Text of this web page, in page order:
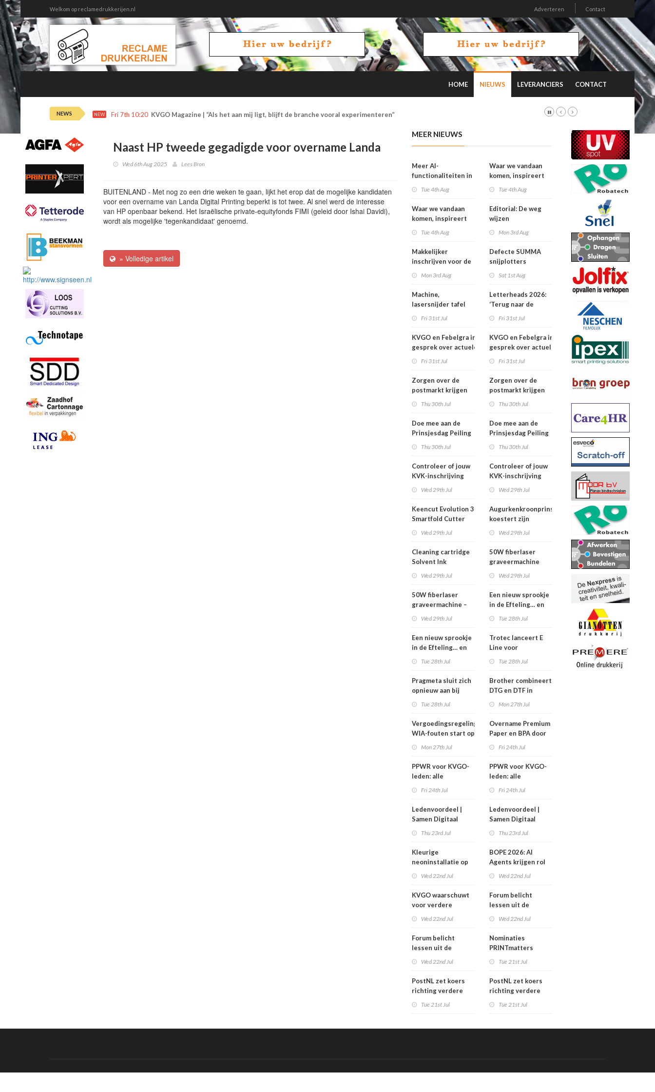
Welkom op reclamedrukkerijen.nl Adverteren Contact
HOME NIEUWS LEVERANCIERS CONTACT
NEWS NEW Fri 7th 10:20 KVGO Magazine | “Als het aan mij ligt, blijft de branche vooral experimenteren”
Naast HP tweede gegadigde voor overname Landa
Wed 6th Aug 2025 Lees Bron
BUITENLAND - Met nog zo een drie weken te gaan, lijkt het erop dat de mogelijke kandidaten
voor een overname van Landa Digital Printing beperkt is tot twee. Al snel werd de interesse
van HP openbaar bekend. Het Israëlische private-equityfonds FIMI (geleid door Ishai Davidi),
wordt als mogelijke 'tegenkandidaat' genoemd.
» Volledige artikel
MEER NIEUWS
Meer AI-
functionaliteiten in
Tue 4th Aug
Waar we vandaan
komen, inspireert
Tue 4th Aug
Makkelijker
inschrijven voor de
Mon 3rd Aug
Machine,
lasersnijder tafel
Fri 31st Jul
KVGO en Febelgra in
gesprek over actuele
Fri 31st Jul
Zorgen over de
postmarkt krijgen
Thu 30th Jul
Doe mee aan de
Prinsjesdag Peiling
Thu 30th Jul
Controleer of jouw
KVK-inschrijving
Wed 29th Jul
Keencut Evolution 3
Smartfold Cutter
Wed 29th Jul
Cleaning cartridge
Solvent Ink
Wed 29th Jul
50W fiberlaser
graveermachine –
Wed 29th Jul
Een nieuw sprookje
in de Efteling… en
Tue 28th Jul
Pragmeta sluit zich
opnieuw aan bij
Tue 28th Jul
Vergoedingsregeling
WIA-fouten start op
Mon 27th Jul
PPWR voor KVGO-
leden: alle
webinar
overzichtelijk op
Fri 24th Jul
Ledenvoordeel |
Samen Digitaal
Thu 23rd Jul
Kleurige
neoninstallatie op
Wed 22nd Jul
KVGO waarschuwt
voor verdere
Wed 22nd Jul
Forum belicht
lessen uit de
carrièreswitches
Wed 22nd Jul
PostNL zet koers
richting verdere
betalen de rekening
Tue 21st Jul
Waar we vandaan
komen, inspireert
Tue 4th Aug
Editorial: De weg
wijzen
Mon 3rd Aug
Defecte SUMMA
snijplotters
Sat 1st Aug
Letterheads 2026:
‘Terug naar de
Fri 31st Jul
KVGO en Febelgra in
gesprek over actuele
Fri 31st Jul
Zorgen over de
postmarkt krijgen
Thu 30th Jul
Doe mee aan de
Prinsjesdag Peiling
Thu 30th Jul
Controleer of jouw
KVK-inschrijving
Wed 29th Jul
Augurkenkroonprins
koestert zijn
Wed 29th Jul
50W fiberlaser
graveermachine
Wed 29th Jul
Een nieuw sprookje
in de Efteling… en
Tue 28th Jul
Trotec lanceert E
Line voor
sign en display
Tue 28th Jul
Brother combineert
DTG en DTF in
Mon 27th Jul
Overname Premium
Paper en BPA door
Fri 24th Jul
PPWR voor KVGO-
leden: alle
webinar
overzichtelijk op
Fri 24th Jul
Ledenvoordeel |
Samen Digitaal
Thu 23rd Jul
BOPE 2026: AI
Agents krijgen rol
Wed 22nd Jul
Forum belicht
lessen uit de
carrièreswitches
Wed 22nd Jul
Nominaties
PRINTmatters
Tue 21st Jul
PostNL zet koers
richting verdere
betalen de rekening
Tue 21st Jul